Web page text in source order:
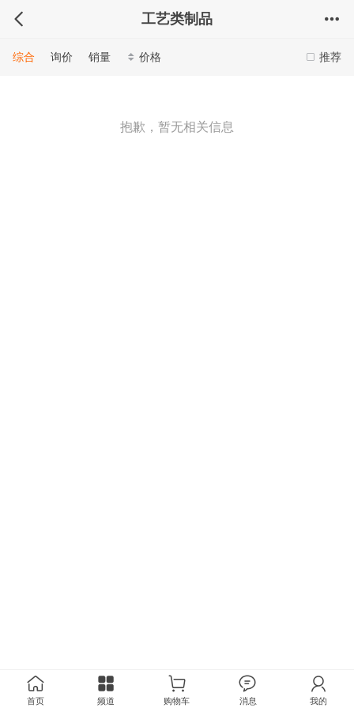
工艺类制品
推荐
综合 询价 销量 价格
抱歉，暂无相关信息
首页 频道 购物车 消息 我的